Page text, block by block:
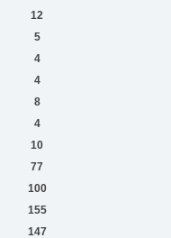
12
5
4
4
8
4
10
77
100
155
147